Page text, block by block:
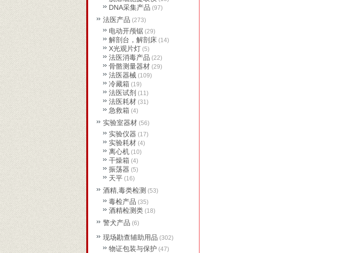
DNA采集产品 (97)
法医产品 (273)
电动开颅锯 (29)
解剖台，解剖床 (14)
X光观片灯 (5)
法医消毒产品 (22)
骨骼测量器材 (29)
法医器械 (109)
冷藏箱 (19)
法医试剂 (11)
法医耗材 (31)
急救箱 (4)
实验室器材 (56)
实验仪器 (17)
实验耗材 (4)
离心机 (10)
干燥箱 (4)
振荡器 (5)
天平 (16)
酒精,毒类检测 (53)
毒检产品 (35)
酒精检测类 (18)
警犬产品 (6)
现场勘查辅助用品 (302)
物证包装与保护 (47)